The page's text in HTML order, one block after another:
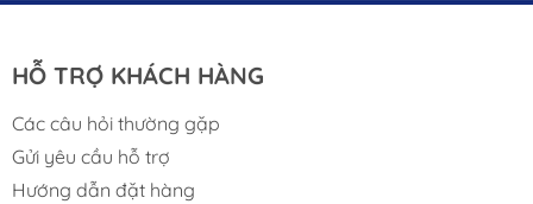
HỖ TRỢ KHÁCH HÀNG
Các câu hỏi thường gặp
Gửi yêu cầu hỗ trợ
Hướng dẫn đặt hàng